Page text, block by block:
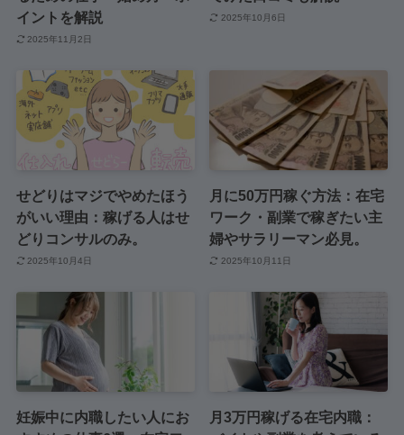
イントを解説
2025年11月2日
2025年10月6日
せどりはマジでやめたほう
がいい理由：稼げる人はせ
どりコンサルのみ。
2025年10月4日
月に50万円稼ぐ方法：在宅
ワーク・副業で稼ぎたい主
婦やサラリーマン必見。
2025年10月11日
妊娠中に内職したい人にお
月3万円稼げる在宅内職：